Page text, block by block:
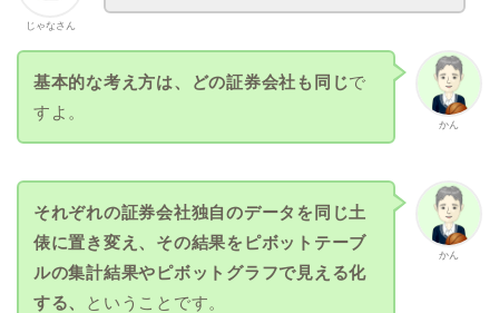
じゃなさん
かん
基本的な考え方は、どの証券会社も同じで
すよ。
かん
それぞれの証券会社独自のデータを同じ土
俵に置き変え、その結果をピボットテーブ
ルの集計結果やピボットグラフで見える化
する、
ということです。